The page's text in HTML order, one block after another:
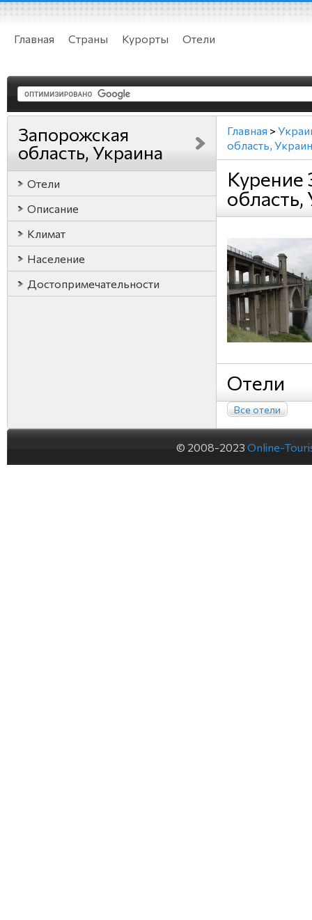
Главная Страны Курорты Отели
Запорожская
область, Украина
Отели
Описание
Климат
Население
Достопримечательности
Главная >
область,
Курение
область,
Отели
Все отели
© 2008-2023 Online-